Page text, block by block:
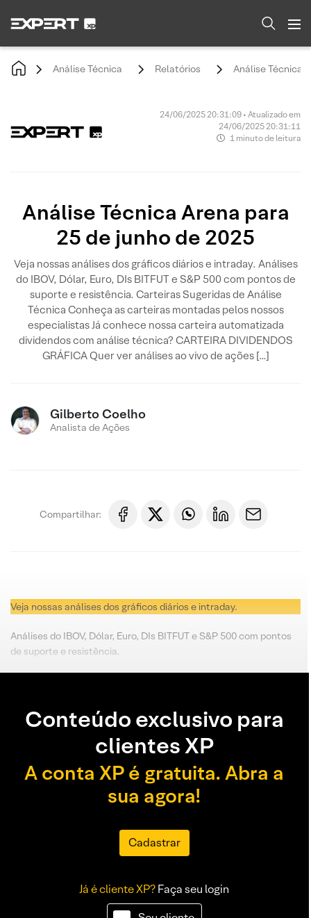
Análise Técnica Relatórios Análise Técnica
24/06/2025 20:31:09 • Atualizado em
24/06/2025 20:31:11
1 minuto de leitura
Análise Técnica Arena para
25 de junho de 2025
Veja nossas análises dos gráficos diários e intraday. Análises
do IBOV, Dólar, Euro, DIs BITFUT e S&P 500 com pontos de
suporte e resistência. Carteiras Sugeridas de Análise
Técnica Conheça as carteiras montadas pelos nossos
especialistas Já conhece nossa carteira automatizada
dividendos com análise técnica? CARTEIRA DIVIDENDOS
GRÁFICA Quer ver análises ao vivo de ações […]
Gilberto Coelho
Analista de Ações
Compartilhar:
Veja nossas análises dos gráficos diários e intraday.
Análises do IBOV, Dólar, Euro, DIs BITFUT e S&P 500 com pontos
de suporte e resistência.
Conteúdo exclusivo para
clientes XP
A conta XP é gratuita. Abra a
sua agora!
Cadastrar
Já é cliente XP?Faça seu login